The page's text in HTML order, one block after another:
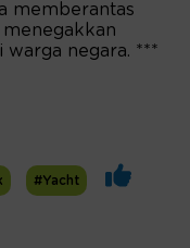
memberantas
negara. ***
#Yacht